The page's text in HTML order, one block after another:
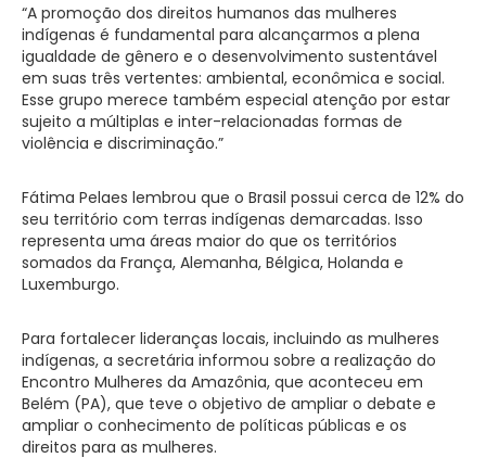
“A promoção dos direitos humanos das mulheres
indígenas é fundamental para alcançarmos a plena
igualdade de gênero e o desenvolvimento sustentável
em suas três vertentes: ambiental, econômica e social.
Esse grupo merece também especial atenção por estar
sujeito a múltiplas e inter-relacionadas formas de
violência e discriminação.”
Fátima Pelaes lembrou que o Brasil possui cerca de 12% do
seu território com terras indígenas demarcadas. Isso
representa uma áreas maior do que os territórios
somados da França, Alemanha, Bélgica, Holanda e
Luxemburgo.
Para fortalecer lideranças locais, incluindo as mulheres
indígenas, a secretária informou sobre a realização do
Encontro Mulheres da Amazônia, que aconteceu em
Belém (PA), que teve o objetivo de ampliar o debate e
ampliar o conhecimento de políticas públicas e os
direitos para as mulheres.